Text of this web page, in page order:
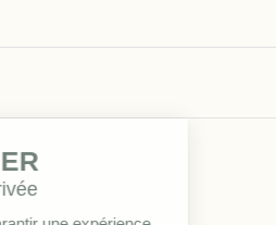
vie privée